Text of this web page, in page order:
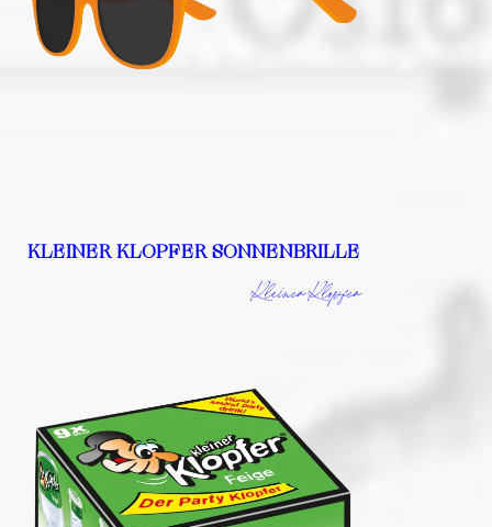
KLEINER KLOPFER SONNENBRILLE
Kleiner Klopfer